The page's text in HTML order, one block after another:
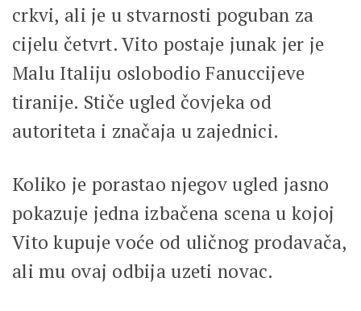
crkvi, ali je u stvarnosti poguban za
cijelu četvrt. Vito postaje junak jer je
Malu Italiju oslobodio Fanuccijeve
tiranije. Stiče ugled čovjeka od
autoriteta i značaja u zajednici.
Koliko je porastao njegov ugled jasno
pokazuje jedna izbačena scena u kojoj
Vito kupuje voće od uličnog prodavača,
ali mu ovaj odbija uzeti novac.